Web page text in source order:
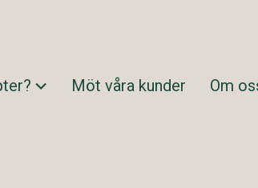
Möt våra kunder Om